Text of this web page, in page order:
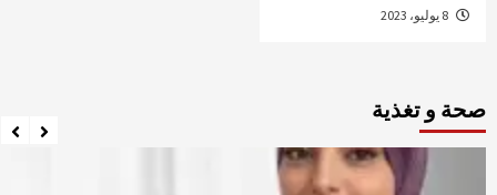
صحة و تغذية